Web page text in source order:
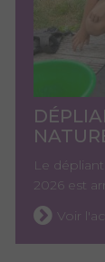
Le
2026 est
Voir